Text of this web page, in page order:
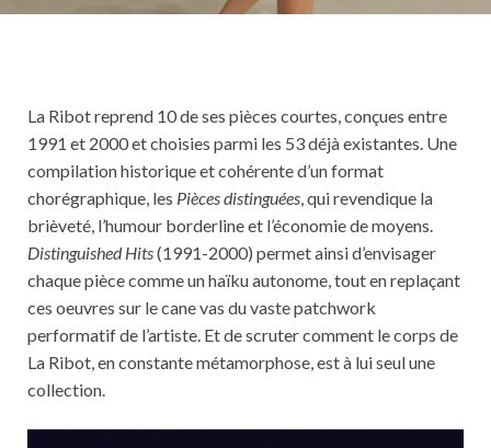
La Ribot reprend 10 de ses pièces courtes, conçues entre
1991 et 2000 et choisies parmi les 53 déjà existantes. Une
compilation historique et cohérente d’un format
chorégraphique, les Pièces distinguées, qui revendique la
brièveté, l’humour borderline et l’économie de moyens.
Distinguished Hits(1991-2000) permet ainsi d’envisager
chaque pièce comme un haïku autonome, tout en replaçant
ces oeuvres sur le cane vas du vaste patchwork
performatif de l’artiste. Et de scruter comment le corps de
La Ribot, en constante métamorphose, est à lui seul une
collection.